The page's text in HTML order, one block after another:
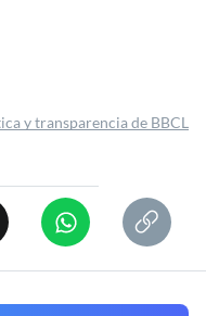
y transparencia de BBCL